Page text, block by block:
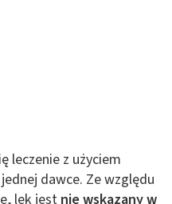
leczenie z użyciem
dawce. Ze względu
lek jest nie wskazany w